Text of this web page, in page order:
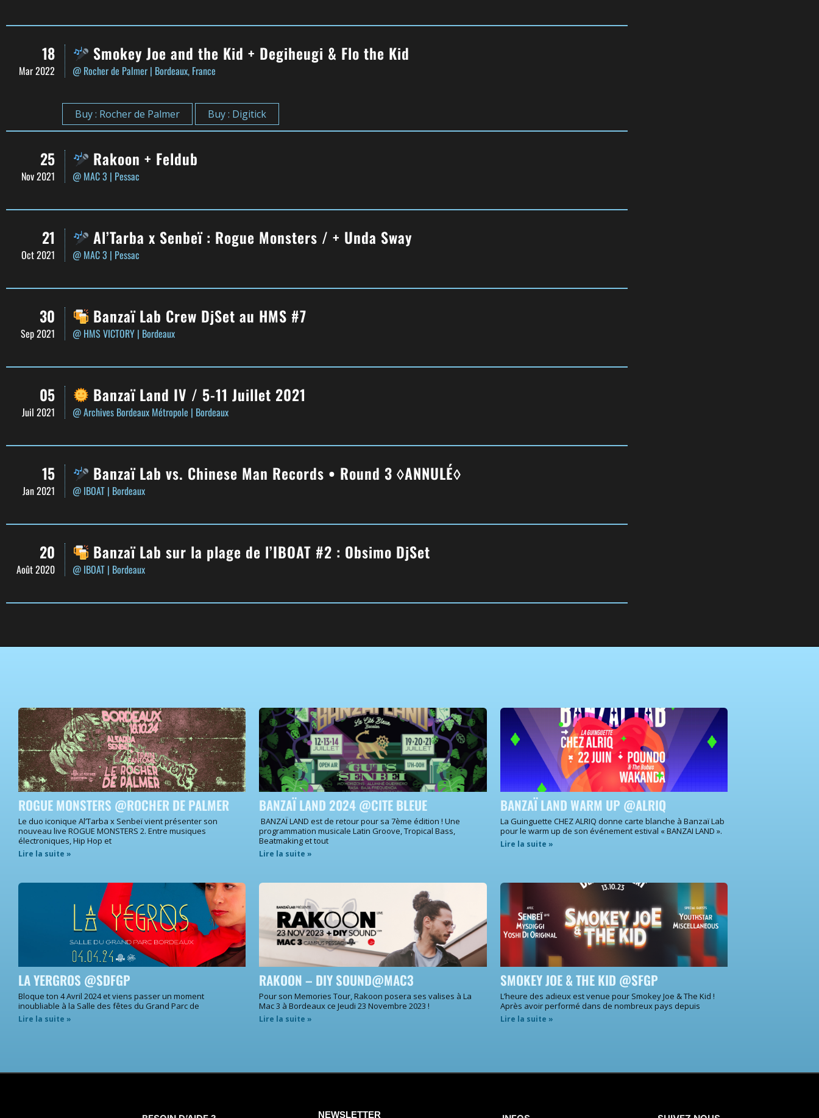
18
Mar 2022
Smokey Joe and the Kid + Degiheugi & Flo the Kid
@ Rocher de Palmer | Bordeaux, France
Buy : Rocher de Palmer Buy : Digitick
25
Nov 2021
Rakoon + Feldub
@ MAC 3 | Pessac
21
Oct 2021
Al’Tarba x Senbeï : Rogue Monsters / + Unda Sway
@ MAC 3 | Pessac
30
Sep 2021
Banzaï Lab Crew DjSet au HMS #7
@ HMS VICTORY | Bordeaux
05
Juil 2021
Banzaï Land IV / 5-11 Juillet 2021
@ Archives Bordeaux Métropole | Bordeaux
15
Jan 2021
Banzaï Lab vs. Chinese Man Records • Round 3 ◊ANNULÉ◊
@ IBOAT | Bordeaux
20
Août 2020
Banzaï Lab sur la plage de l’IBOAT #2 : Obsimo DjSet
@ IBOAT | Bordeaux
ROGUE MONSTERS @ROCHER DE PALMER
Le duo iconique Al’Tarba x Senbeï vient présenter son
nouveau live ROGUE MONSTERS 2. Entre musiques
électroniques, Hip Hop et
Lire la suite »
BANZAÏ LAND 2024 @CITE BLEUE
BANZAÏ LAND est de retour pour sa 7ème édition ! Une
programmation musicale Latin Groove, Tropical Bass,
Beatmaking et tout
Lire la suite »
BANZAÏ LAND WARM UP @ALRIQ
La Guinguette CHEZ ALRIQ donne carte blanche à Banzaï Lab
pour le warm up de son événement estival « BANZAI LAND ».
Lire la suite »
LA YERGROS @SDFGP
Bloque ton 4 Avril 2024 et viens passer un moment
inoubliable à la Salle des fêtes du Grand Parc de
Lire la suite »
RAKOON – DIY SOUND@MAC3
Pour son Memories Tour, Rakoon posera ses valises à La
Mac 3 à Bordeaux ce Jeudi 23 Novembre 2023 !
Lire la suite »
SMOKEY JOE & THE KID @SFGP
L’heure des adieux est venue pour Smokey Joe & The Kid !
Après avoir performé dans de nombreux pays depuis
Lire la suite »
NEWSLETTER